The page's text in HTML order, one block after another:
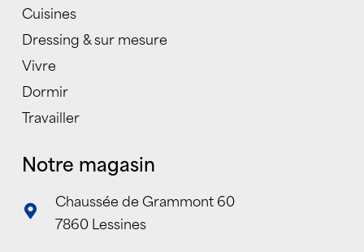
Cuisines
Dressing & sur mesure
Vivre
Dormir
Travailler
Notre magasin
Chaussée de Grammont 60
7860 Lessines